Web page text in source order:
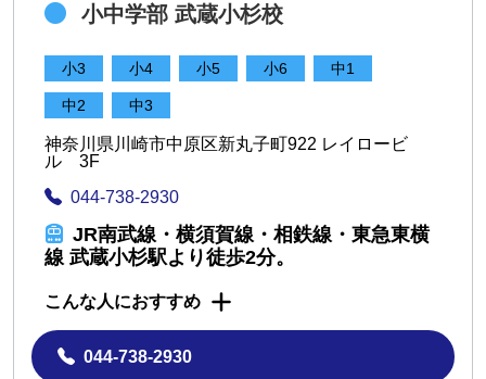
小中学部 武蔵小杉校
小3 小4 小5 小6 中1
中2 中3
神奈川県川崎市中原区新丸子町922 レイロービ
ル 3F
044-738-2930
JR南武線・横須賀線・相鉄線・東急東横
線 武蔵小杉駅より徒歩2分。
こんな人におすすめ
044-738-2930